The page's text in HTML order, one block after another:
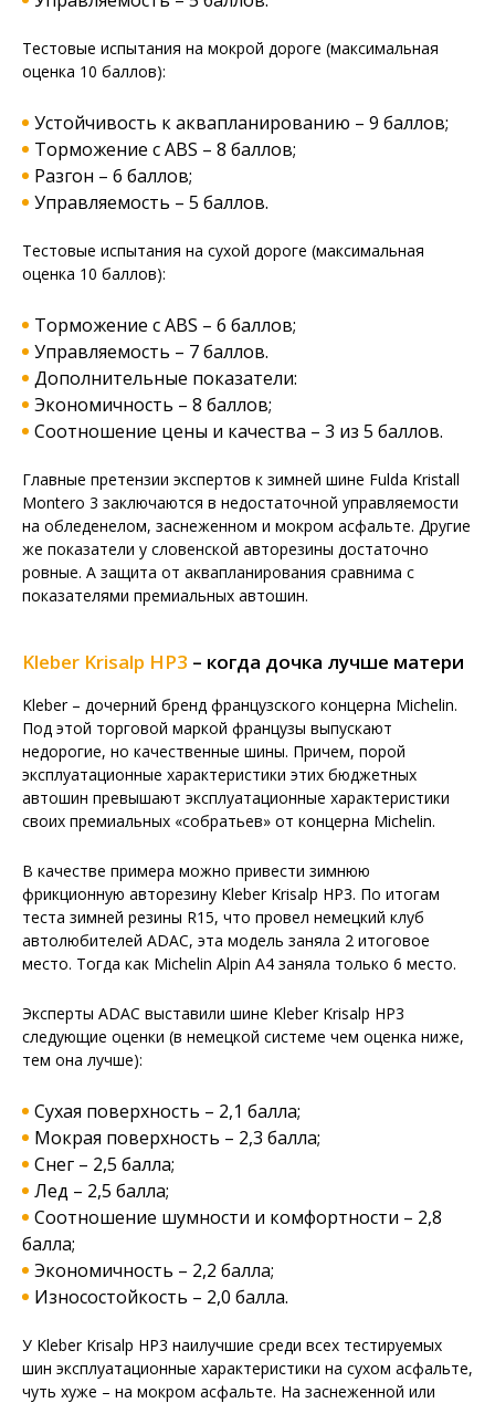
Тестовые испытания на мокрой дороге (максимальная
оценка 10 баллов):
Устойчивость к аквапланированию – 9 баллов;
Торможение с ABS – 8 баллов;
Разгон – 6 баллов;
Управляемость – 5 баллов.
Тестовые испытания на сухой дороге (максимальная
оценка 10 баллов):
Торможение с ABS – 6 баллов;
Управляемость – 7 баллов.
Дополнительные показатели:
Экономичность – 8 баллов;
Соотношение цены и качества – 3 из 5 баллов.
Главные претензии экспертов к зимней шине Fulda Kristall
Montero 3 заключаются в недостаточной управляемости
на обледенелом, заснеженном и мокром асфальте. Другие
же показатели у словенской авторезины достаточно
ровные. А защита от аквапланирования сравнима с
показателями премиальных автошин.
Kleber Krisalp HP3 – когда дочка лучше матери
Kleber – дочерний бренд французского концерна Michelin.
Под этой торговой маркой французы выпускают
недорогие, но качественные шины. Причем, порой
эксплуатационные характеристики этих бюджетных
автошин превышают эксплуатационные характеристики
своих премиальных «собратьев» от концерна Michelin.
В качестве примера можно привести зимнюю
фрикционную авторезину Kleber Krisalp HP3. По итогам
теста зимней резины R15, что провел немецкий клуб
автолюбителей ADAC, эта модель заняла 2 итоговое
место. Тогда как Michelin Alpin A4 заняла только 6 место.
Эксперты ADAC выставили шине Kleber Krisalp HP3
следующие оценки (в немецкой системе чем оценка ниже,
тем она лучше):
Сухая поверхность – 2,1 балла;
Мокрая поверхность – 2,3 балла;
Снег – 2,5 балла;
Лед – 2,5 балла;
Соотношение шумности и комфортности – 2,8
балла;
Экономичность – 2,2 балла;
Износостойкость – 2,0 балла.
У Kleber Krisalp HP3 наилучшие среди всех тестируемых
шин эксплуатационные характеристики на сухом асфальте,
чуть хуже – на мокром асфальте. На заснеженной или